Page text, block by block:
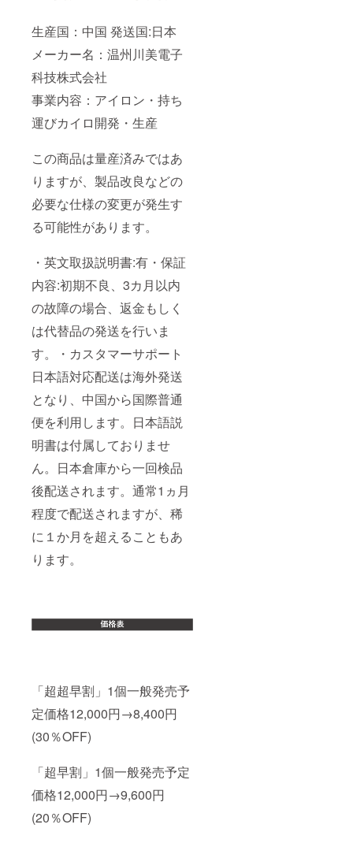
生産国：中国 発送国:日本
メーカー名：温州川美電子
科技株式会社
事業内容：アイロン・持ち
運びカイロ開発・生産
この商品は量産済みではあ
りますが、製品改良などの
必要な仕様の変更が発生す
る可能性があります。
・英文取扱説明書:有・保証
内容:初期不良、3カ月以内
の故障の場合、返金もしく
は代替品の発送を行いま
す。・カスタマーサポート
日本語対応配送は海外発送
となり、中国から国際普通
便を利用します。日本語説
明書は付属しておりませ
ん。日本倉庫から一回検品
後配送されます。通常1ヵ月
程度で配送されますが、稀
に１か月を超えることもあ
ります。
「超超早割」1個一般発売予
定価格12,000円→8,400円
(30％OFF)
「超早割」1個一般発売予定
価格12,000円→9,600円
(20％OFF)